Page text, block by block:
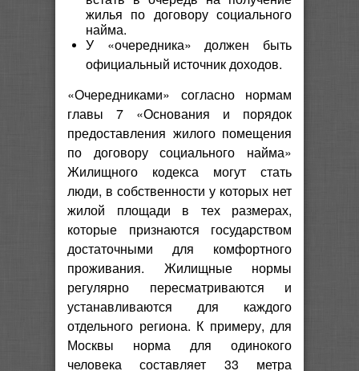
жилья по договору социального
найма.
У «очередника» должен быть
официальный источник доходов.
«Очередниками» согласно нормам
главы 7 «Основания и порядок
предоставления жилого помещения
по договору социального найма»
Жилищного кодекса могут стать
люди, в собственности у которых нет
жилой площади в тех размерах,
которые признаются государством
достаточными для комфортного
проживания. Жилищные нормы
регулярно пересматриваются и
устанавливаются для каждого
отдельного региона. К примеру, для
Москвы норма для одинокого
человека составляет 33 метра